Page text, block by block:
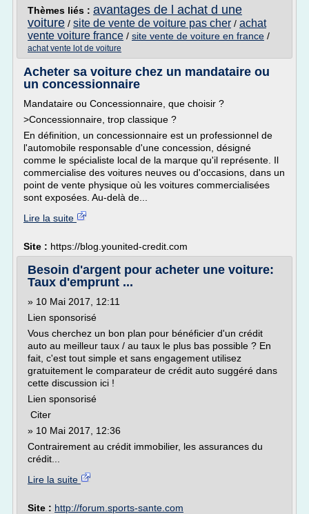
Thèmes liés : avantages de l achat d une
voiture / site de vente de voiture pas cher / achat
vente voiture france / site vente de voiture en france /
achat vente lot de voiture
Acheter sa voiture chez un mandataire ou
un concessionnaire
Mandataire ou Concessionnaire, que choisir ?
>Concessionnaire, trop classique ?
En définition, un concessionnaire est un professionnel de
l'automobile responsable d'une concession, désigné
comme le spécialiste local de la marque qu'il représente. Il
commercialise des voitures neuves ou d'occasions, dans un
point de vente physique où les voitures commercialisées
sont exposées. Au-delà de...
Lire la suite
Site : https://blog.younited-credit.com
Besoin d'argent pour acheter une voiture:
Taux d'emprunt ...
» 10 Mai 2017, 12:11
Lien sponsorisé
Vous cherchez un bon plan pour bénéficier d'un crédit
auto au meilleur taux / au taux le plus bas possible ? En
fait, c'est tout simple et sans engagement utilisez
gratuitement le comparateur de crédit auto suggéré dans
cette discussion ici !
Lien sponsorisé
Citer
» 10 Mai 2017, 12:36
Contrairement au crédit immobilier, les assurances du
crédit...
Lire la suite
Site : http://forum.sports-sante.com